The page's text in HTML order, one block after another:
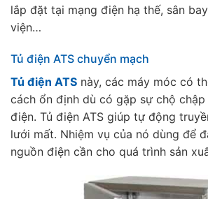
lắp đặt tại mạng điện hạ thế, sân
viện…
Tủ điện ATS chuyển mạch
Tủ điện ATS này, các máy móc có
cách ổn định dù có gặp sự chộ chập
điện. Tủ điện ATS giúp tự động
lưới mất. Nhiệm vụ của nó dùng để
nguồn điện cần cho quá trình sản